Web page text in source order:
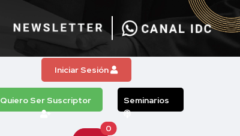
Iniciar Sesión
Quiero Ser Suscriptor Seminarios
0